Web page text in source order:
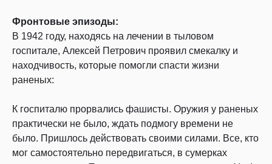
Фронтовые эпизоды:
В 1942 году, находясь на лечении в тыловом
госпитале, Алексей Петрович проявил смекалку и
находчивость, которые помогли спасти жизни
раненых:
К госпиталю прорвались фашисты. Оружия у раненых
практически не было, ждать подмогу времени не
было. Пришлось действовать своими силами. Все, кто
мог самостоятельно передвигаться, в сумерках